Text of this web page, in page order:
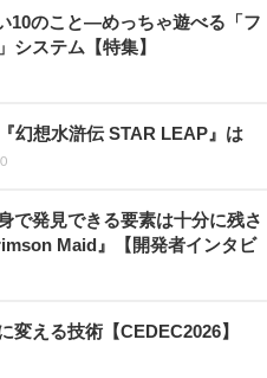
10のこと―めっちゃ遊べる「フ
システム【特集】
幻想水滸伝 STAR LEAP』は
で発見できる要素は十分に残さ
Maid』【開発者インタビ
える技術【CEDEC2026】